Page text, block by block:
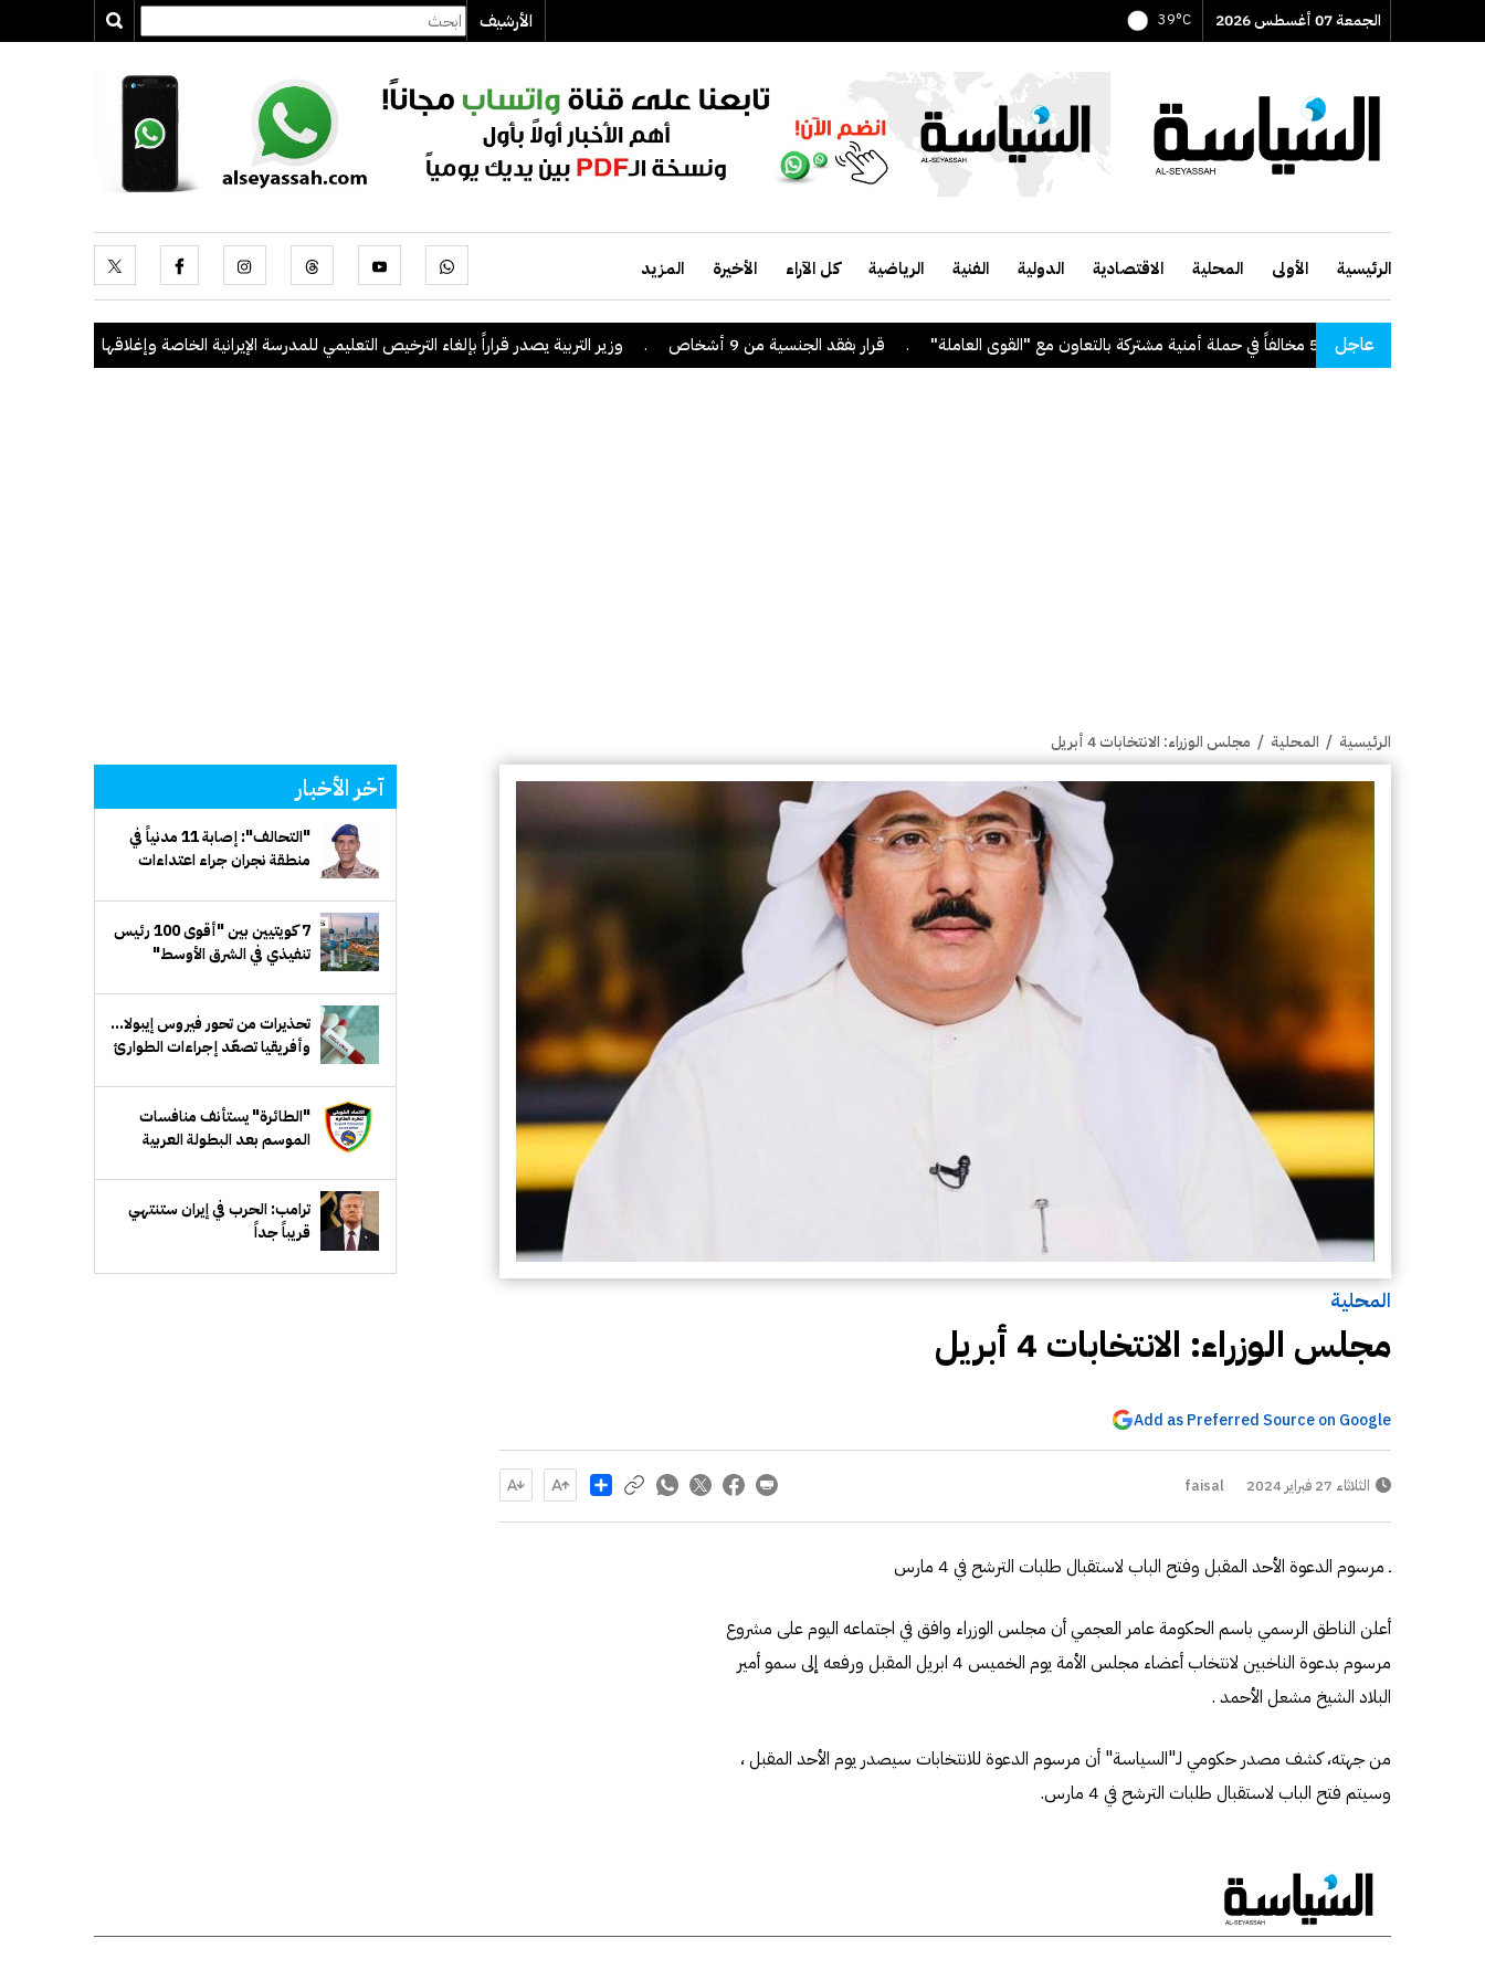
الجمعة 07 أغسطس 2026 39°C الأرشيف
الرئيسية الأولى المحلية الاقتصادية الدولية الفنية الرياضية كل الآراء الأخيرة المزيد
عاجل . قرار بفقد الجنسية من 9 أشخاص . وزير التربية يصدر قراراً بإلغاء الترخيص التعليمي للمدرسة الإيرانية الخاصة وإغلاقها . "الداخلية": ضبط 56 مخالفاً في حملة أمنية مشتركة بالتعاون مع "القوى العاملة"
الرئيسية / المحلية / مجلس الوزراء: الانتخابات 4 أبريل
المحلية
مجلس الوزراء: الانتخابات 4 أبريل
Add as Preferred Source on Google
الثلاثاء 27 فبراير 2024 faisal
Share
ـ مرسوم الدعوة الأحد المقبل وفتح الباب لاستقبال طلبات الترشح في 4 مارس
أعلن الناطق الرسمي باسم الحكومة عامر العجمي أن مجلس الوزراء وافق في اجتماعه اليوم على مشروع
مرسوم بدعوة الناخبين لانتخاب أعضاء مجلس الأمة يوم الخميس 4 ابريل المقبل ورفعه إلى سمو أمير
البلاد الشيخ مشعل الأحمد .
من جهته، كشف مصدر حكومي لـ"السياسة" أن مرسوم الدعوة للانتخابات سيصدر يوم الأحد المقبل ،
وسيتم فتح الباب لاستقبال طلبات الترشح في 4 مارس.
آخر الأخبار
"التحالف": إصابة 11 مدنياً في
منطقة نجران جراء اعتداءات
7 كويتيين بين "أقوى 100 رئيس
تنفيذي في الشرق الأوسط"
تحذيرات من تحور فيروس إيبولا...
وأفريقيا تصعّد إجراءات الطوارئ
"الطائرة" يستأنف منافسات
الموسم بعد البطولة العربية
ترامب: الحرب في إيران ستنتهي
قريباً جداً